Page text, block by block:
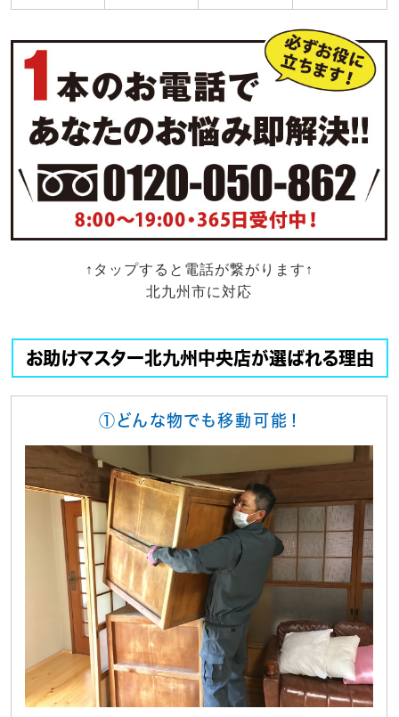
↑タップすると電話が繋がります↑
北九州市に対応
お助けマスター北九州中央店が選ばれる理由
①どんな物でも移動可能！